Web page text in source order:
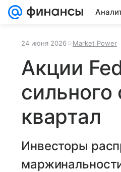
24 июня 2026 Market Power
Акции
сильного
квартал
Инвесторы